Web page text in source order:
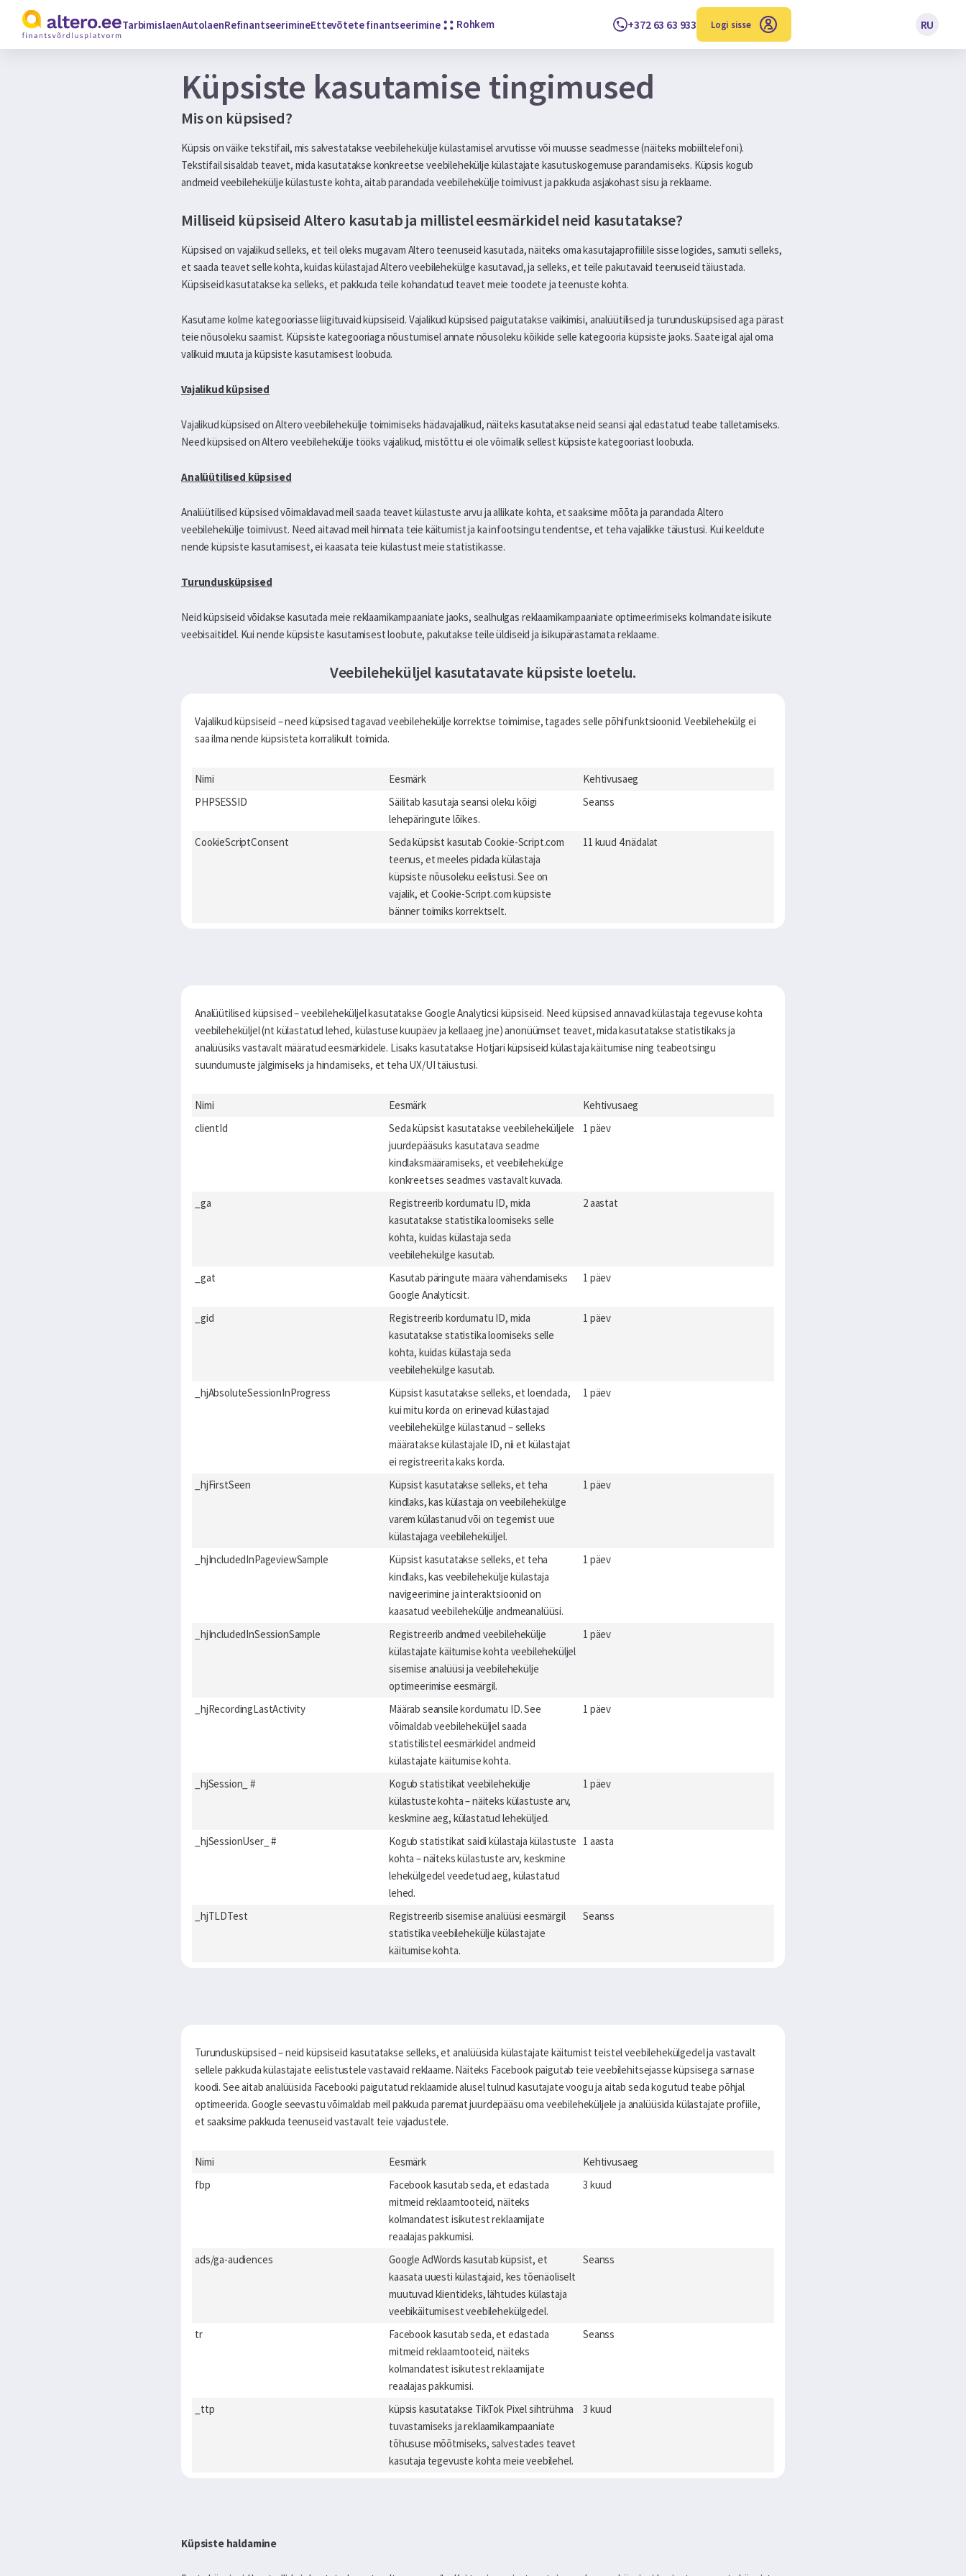
TarbimislaenAutolaenRefinantseerimineEttevõtete finantseerimine Rohkem +372 63 63 933 Logi sisse RU
Küpsiste kasutamise tingimused
Mis on küpsised?
Küpsis on väike tekstifail, mis salvestatakse veebilehekülje külastamisel arvutisse või muusse seadmesse (näiteks mobiiltelefoni).
Tekstifail sisaldab teavet, mida kasutatakse konkreetse veebilehekülje külastajate kasutuskogemuse parandamiseks. Küpsis kogub
andmeid veebilehekülje külastuste kohta, aitab parandada veebilehekülje toimivust ja pakkuda asjakohast sisu ja reklaame.
Milliseid küpsiseid Altero kasutab ja millistel eesmärkidel neid kasutatakse?
Küpsised on vajalikud selleks, et teil oleks mugavam Altero teenuseid kasutada, näiteks oma kasutajaprofiilile sisse logides, samuti selleks,
et saada teavet selle kohta, kuidas külastajad Altero veebilehekülge kasutavad, ja selleks, et teile pakutavaid teenuseid täiustada.
Küpsiseid kasutatakse ka selleks, et pakkuda teile kohandatud teavet meie toodete ja teenuste kohta.
Kasutame kolme kategooriasse liigituvaid küpsiseid. Vajalikud küpsised paigutatakse vaikimisi, analüütilised ja turundusküpsised aga pärast
teie nõusoleku saamist. Küpsiste kategooriaga nõustumisel annate nõusoleku kõikide selle kategooria küpsiste jaoks. Saate igal ajal oma
valikuid muuta ja küpsiste kasutamisest loobuda.
Vajalikud küpsised
Vajalikud küpsised on Altero veebilehekülje toimimiseks hädavajalikud, näiteks kasutatakse neid seansi ajal edastatud teabe talletamiseks.
Need küpsised on Altero veebilehekülje tööks vajalikud, mistõttu ei ole võimalik sellest küpsiste kategooriast loobuda.
Analüütilised küpsised
Analüütilised küpsised võimaldavad meil saada teavet külastuste arvu ja allikate kohta, et saaksime mõõta ja parandada Altero
veebilehekülje toimivust. Need aitavad meil hinnata teie käitumist ja ka infootsingu tendentse, et teha vajalikke täiustusi. Kui keeldute
nende küpsiste kasutamisest, ei kaasata teie külastust meie statistikasse.
Turundusküpsised
Neid küpsiseid võidakse kasutada meie reklaamikampaaniate jaoks, sealhulgas reklaamikampaaniate optimeerimiseks kolmandate isikute
veebisaitidel. Kui nende küpsiste kasutamisest loobute, pakutakse teile üldiseid ja isikupärastamata reklaame.
Veebileheküljel kasutatavate küpsiste loetelu.
Vajalikud küpsiseid – need küpsised tagavad veebilehekülje korrektse toimimise, tagades selle põhifunktsioonid. Veebilehekülg ei
saa ilma nende küpsisteta korralikult toimida.
Nimi Eesmärk
Kehtivusaeg
PHPSESSID
Säilitab kasutaja seansi oleku kõigi
lehepäringute lõikes.
Seanss
CookieScriptConsent
Seda küpsist kasutab Cookie-Script.com
teenus, et meeles pidada külastaja
küpsiste nõusoleku eelistusi. See on
vajalik, et Cookie-Script.com küpsiste
bänner toimiks korrektselt.
11 kuud 4 nädalat
Analüütilised küpsised – veebileheküljel kasutatakse Google Analyticsi küpsiseid. Need küpsised annavad külastaja tegevuse kohta
veebileheküljel (nt külastatud lehed, külastuse kuupäev ja kellaaeg jne) anonüümset teavet, mida kasutatakse statistikaks ja
analüüsiks vastavalt määratud eesmärkidele. Lisaks kasutatakse Hotjari küpsiseid külastaja käitumise ning teabeotsingu
suundumuste jälgimiseks ja hindamiseks, et teha UX/UI täiustusi.
Nimi Eesmärk
Kehtivusaeg
clientId
Seda küpsist kasutatakse veebileheküljele
juurdepääsuks kasutatava seadme
kindlaksmääramiseks, et veebilehekülge
konkreetses seadmes vastavalt kuvada.
1 päev
_ga
Registreerib kordumatu ID, mida
kasutatakse statistika loomiseks selle
kohta, kuidas külastaja seda
veebilehekülge kasutab.
2 aastat
_gat
Kasutab päringute määra vähendamiseks
Google Analyticsit.
1 päev
_gid
Registreerib kordumatu ID, mida
kasutatakse statistika loomiseks selle
kohta, kuidas külastaja seda
veebilehekülge kasutab.
1 päev
_hjAbsoluteSessionInProgress
Küpsist kasutatakse selleks, et loendada,
kui mitu korda on erinevad külastajad
veebilehekülge külastanud – selleks
määratakse külastajale ID, nii et külastajat
ei registreerita kaks korda.
1 päev
_hjFirstSeen
Küpsist kasutatakse selleks, et teha
kindlaks, kas külastaja on veebilehekülge
varem külastanud või on tegemist uue
külastajaga veebileheküljel.
1 päev
_hjIncludedInPageviewSample
Küpsist kasutatakse selleks, et teha
kindlaks, kas veebilehekülje külastaja
navigeerimine ja interaktsioonid on
kaasatud veebilehekülje andmeanalüüsi.
1 päev
_hjIncludedInSessionSample
Registreerib andmed veebilehekülje
külastajate käitumise kohta veebileheküljel
sisemise analüüsi ja veebilehekülje
optimeerimise eesmärgil.
1 päev
_hjRecordingLastActivity
Määrab seansile kordumatu ID. See
võimaldab veebileheküljel saada
statistilistel eesmärkidel andmeid
külastajate käitumise kohta.
1 päev
_hjSession_ #
Kogub statistikat veebilehekülje
külastuste kohta – näiteks külastuste arv,
keskmine aeg, külastatud leheküljed.
1 päev
_hjSessionUser_ #
Kogub statistikat saidi külastaja külastuste
kohta – näiteks külastuste arv, keskmine
lehekülgedel veedetud aeg, külastatud
lehed.
1 aasta
_hjTLDTest
Registreerib sisemise analüüsi eesmärgil
statistika veebilehekülje külastajate
käitumise kohta.
Seanss
Turundusküpsised – neid küpsiseid kasutatakse selleks, et analüüsida külastajate käitumist teistel veebilehekülgedel ja vastavalt
sellele pakkuda külastajate eelistustele vastavaid reklaame. Näiteks Facebook paigutab teie veebilehitsejasse küpsisega sarnase
koodi. See aitab analüüsida Facebooki paigutatud reklaamide alusel tulnud kasutajate voogu ja aitab seda kogutud teabe põhjal
optimeerida. Google seevastu võimaldab meil pakkuda paremat juurdepääsu oma veebileheküljele ja analüüsida külastajate profiile,
et saaksime pakkuda teenuseid vastavalt teie vajadustele.
Nimi Eesmärk
Kehtivusaeg
fbp
Facebook kasutab seda, et edastada
mitmeid reklaamtooteid, näiteks
kolmandatest isikutest reklaamijate
reaalajas pakkumisi.
3 kuud
ads/ga-audiences
Google AdWords kasutab küpsist, et
kaasata uuesti külastajaid, kes tõenäoliselt
muutuvad klientideks, lähtudes külastaja
veebikäitumisest veebilehekülgedel.
Seanss
tr
Facebook kasutab seda, et edastada
mitmeid reklaamtooteid, näiteks
kolmandatest isikutest reklaamijate
reaalajas pakkumisi.
Seanss
_ttp
küpsis kasutatakse TikTok Pixel sihtrühma
tuvastamiseks ja reklaamikampaaniate
tõhususe mõõtmiseks, salvestades teavet
kasutaja tegevuste kohta meie veebilehel.
3 kuud
Küpsiste haldamine